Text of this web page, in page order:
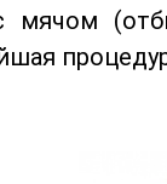
мячом